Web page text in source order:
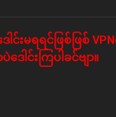
းမရရင်ဖြစ်ဖြစ်
ဒေါင်းကြပါခင်ဗျာ။